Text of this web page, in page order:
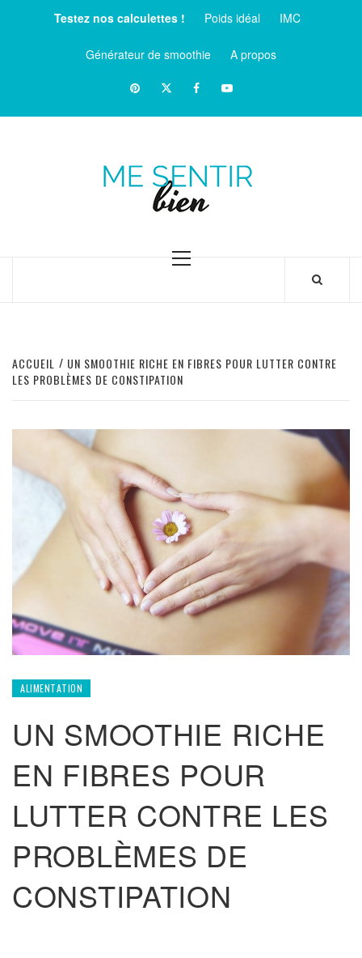
Testez nos calculettes ! Poids idéal IMC
Générateur de smoothie
A propos
PinterestTwitterfacebookYoutube
Menu
ACCUEIL
UN SMOOTHIE RICHE EN FIBRES POUR LUTTER CONTRE
LES PROBLÈMES DE CONSTIPATION
ALIMENTATION
UN SMOOTHIE RICHE
EN FIBRES POUR
LUTTER CONTRE LES
PROBLÈMES DE
CONSTIPATION